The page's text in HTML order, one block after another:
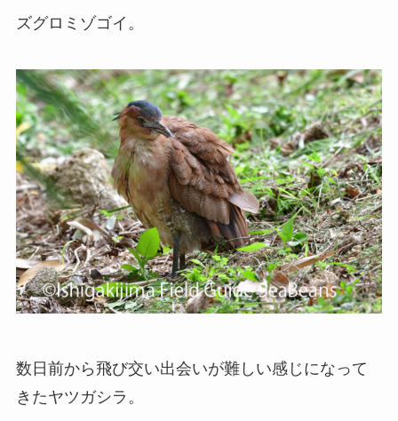
ズグロミゾゴイ。
数日前から飛び交い出会いが難しい感じになって
きたヤツガシラ。